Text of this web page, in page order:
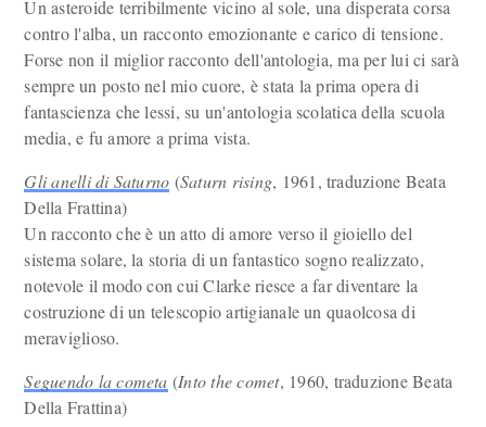
Un asteroide terribilmente vicino al sole, una disperata corsa
contro l'alba, un racconto emozionante e carico di tensione.
Forse non il miglior racconto dell'antologia, ma per lui ci sarà
sempre un posto nel mio cuore, è stata la prima opera di
fantascienza che lessi, su un'antologia scolatica della scuola
media, e fu amore a prima vista.
Gli anelli di Saturno (Saturn rising, 1961, traduzione Beata
Della Frattina)
Un racconto che è un atto di amore verso il gioiello del
sistema solare, la storia di un fantastico sogno realizzato,
notevole il modo con cui Clarke riesce a far diventare la
costruzione di un telescopio artigianale un quaolcosa di
meraviglioso.
Seguendo la cometa (Into the comet, 1960, traduzione Beata
Della Frattina)